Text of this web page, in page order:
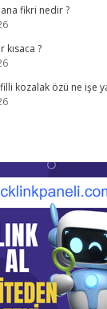
fikri nedir ?
kısaca ?
kozalak özü ne işe